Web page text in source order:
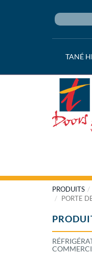
TANÉ
PRODUITS
PORTE